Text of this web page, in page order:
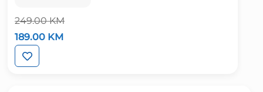
249.00KM
Izvorna
cijena
bila
je:
189.00 KM